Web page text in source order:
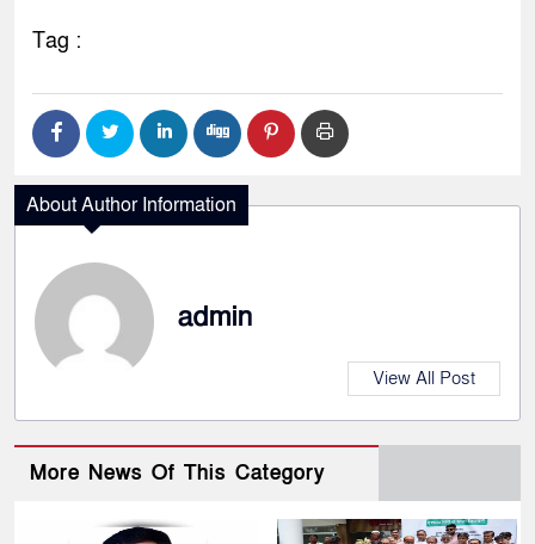
Tag :
About Author Information
admin
View All Post
More News Of This Category